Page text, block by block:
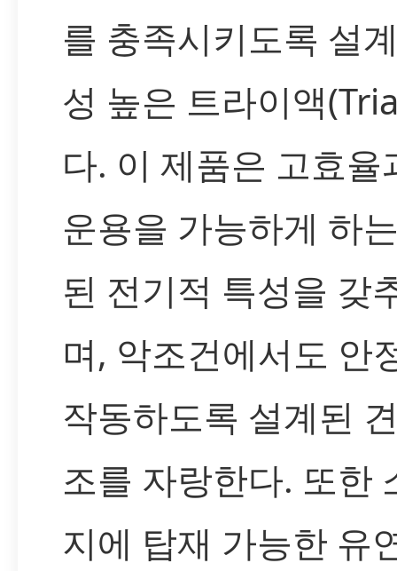
를 충족시키도록 설
성 높은 트라이액
다. 이 제품은 고효율
운용을 가능하게 하
된 전기적 특성을 갖
며, 악조건에서도 안
작동하도록 설계된
조를 자랑한다. 또한
지에 탑재 가능한 유